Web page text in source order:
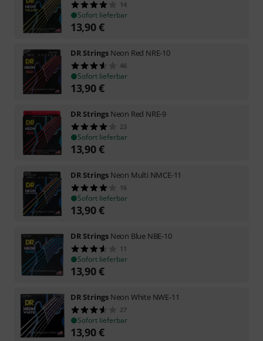
14
Sofort lieferbar
13,90€
DR Strings Neon Red NRE-10
46
Sofort lieferbar
13,90€
DR Strings Neon Red NRE-9
23
Sofort lieferbar
13,90€
DR Strings Neon Multi NMCE-11
16
Sofort lieferbar
13,90€
DR Strings Neon Blue NBE-10
11
Sofort lieferbar
13,90€
DR Strings Neon White NWE-11
27
Sofort lieferbar
13,90€